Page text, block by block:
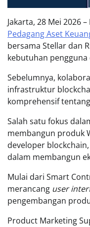
Jakarta, 28 Mei 2026
Pedagang Aset
bersama Stellar dan
kebutuhan
Sebelumnya,
infrastruktur
komprehensif
Salah satu fokus
membangun produk
developer
dalam membangun
Mulai dari Smart
merancang user
pengembangan
Product Marketing